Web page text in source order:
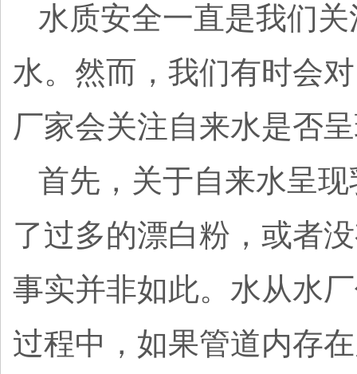
水质安全一直是我们
水。然而，我们有时会
厂家会关注自来水是否
首先，关于自来水呈
了过多的漂白粉，或者
事实并非如此。水从水
过程中，如果管道内存